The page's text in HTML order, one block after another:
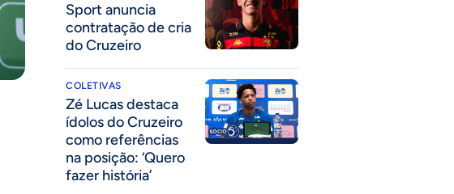
Sport anuncia
contratação de cria
do Cruzeiro
COLETIVAS
Zé Lucas destaca
ídolos do Cruzeiro
como referências
na posição: ‘Quero
fazer história’